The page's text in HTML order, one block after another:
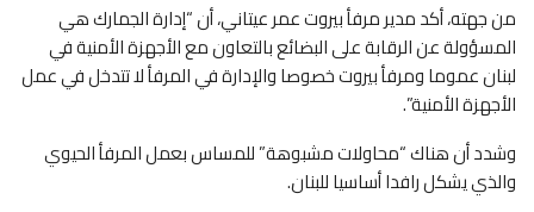
من جهته، أكد مدير مرفأ بيروت عمر عيتاني، أن “إدارة الجمارك هي
المسؤولة عن الرقابة على البضائع بالتعاون مع الأجهزة الأمنية في
لبنان عموما ومرفأ بيروت خصوصا والإدارة في المرفأ لا تتدخل في عمل
الأجهزة الأمنية”.
وشدد أن هناك “محاولات مشبوهة” للمساس بعمل المرفأ الحيوي
والذي يشكل رافدا أساسيا للبنان.